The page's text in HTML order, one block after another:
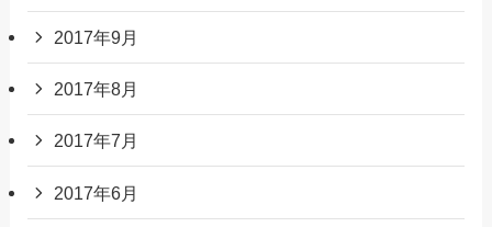
2017年9月
2017年8月
2017年7月
2017年6月